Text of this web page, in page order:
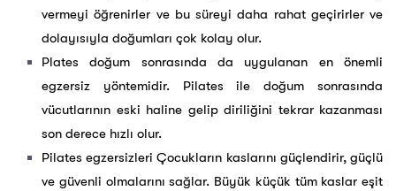
vermeyi öğrenirler ve bu süreyi daha rahat geçirirler ve
dolayısıyla doğumları çok kolay olur.
Plates doğum sonrasında da uygulanan en önemli
egzersiz yöntemidir. Pilates ile doğum sonrasında
vücutlarının eski haline gelip diriliğini tekrar kazanması
son derece hızlı olur.
Pilates egzersizleri Çocukların kaslarını güçlendirir, güçlü
ve güvenli olmalarını sağlar. Büyük küçük tüm kaslar eşit